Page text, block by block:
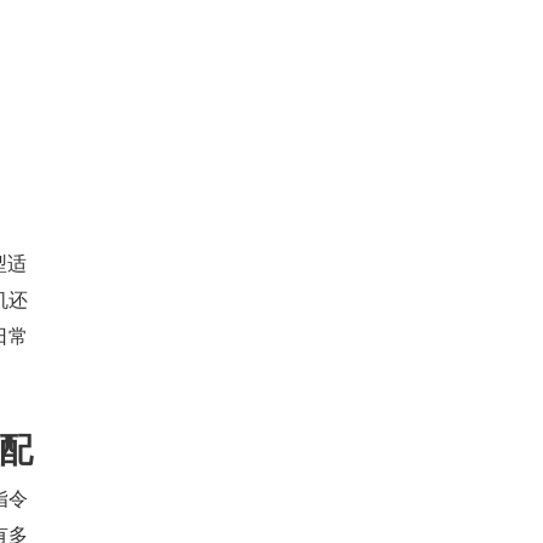
适
还
常
令
多